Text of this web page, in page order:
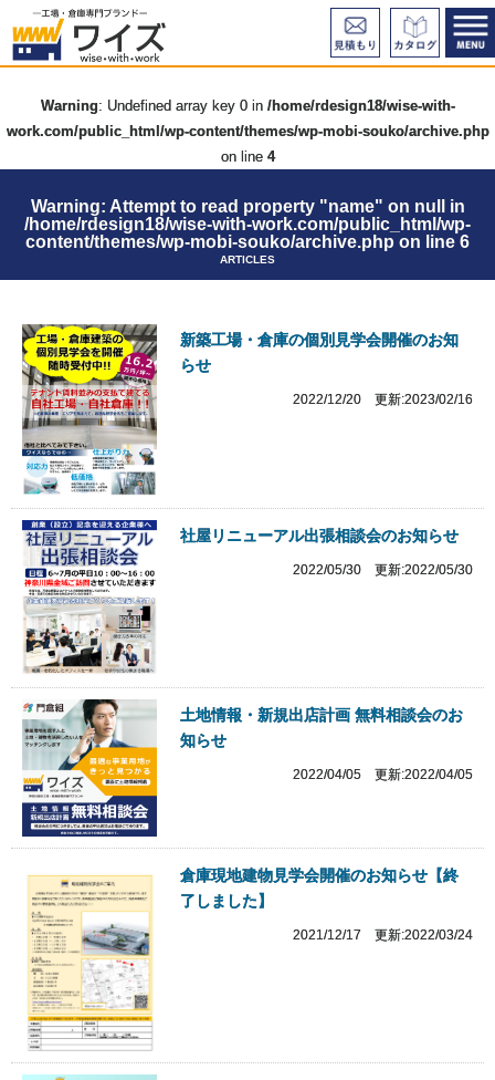
Warning: Undefined array key 0 in /home/rdesign18/wise-with-
work.com/public_html/wp-content/themes/wp-mobi-souko/archive.php
on line 4
Warning: Attempt to read property "name" on null in
/home/rdesign18/wise-with-work.com/public_html/wp-
content/themes/wp-mobi-souko/archive.php on line 6
ARTICLES
新築工場・倉庫の個別見学会開催のお知
らせ
2022/12/20 更新:2023/02/16
社屋リニューアル出張相談会のお知らせ
2022/05/30 更新:2022/05/30
土地情報・新規出店計画 無料相談会のお
知らせ
2022/04/05 更新:2022/04/05
倉庫現地建物見学会開催のお知らせ【終
了しました】
2021/12/17 更新:2022/03/24